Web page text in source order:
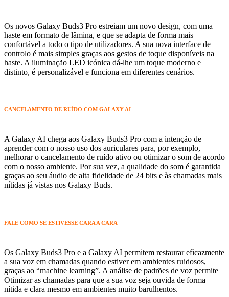
Os novos Galaxy Buds3 Pro estreiam um novo design, com uma
haste em formato de lâmina, e que se adapta de forma mais
confortável a todo o tipo de utilizadores. A sua nova interface de
controlo é mais simples graças aos gestos de toque disponíveis na
haste. A iluminação LED icónica dá-lhe um toque moderno e
distinto, é personalizável e funciona em diferentes cenários.
CANCELAMENTO DE RUÍDO COM GALAXY AI
A Galaxy AI chega aos Galaxy Buds3 Pro com a intenção de
aprender com o nosso uso dos auriculares para, por exemplo,
melhorar o cancelamento de ruído ativo ou otimizar o som de acordo
com o nosso ambiente. Por sua vez, a qualidade do som é garantida
graças ao seu áudio de alta fidelidade de 24 bits e às chamadas mais
nítidas já vistas nos Galaxy Buds.
FALE COMO SE ESTIVESSE CARA A CARA
Os Galaxy Buds3 Pro e a Galaxy AI permitem restaurar eficazmente
a sua voz em chamadas quando estiver em ambientes ruidosos,
graças ao “machine learning”. A análise de padrões de voz permite
Otimizar as chamadas para que a sua voz seja ouvida de forma
nítida e clara mesmo em ambientes muito barulhentos.